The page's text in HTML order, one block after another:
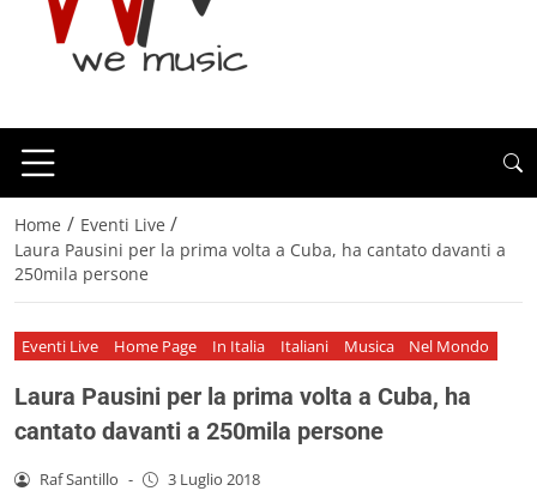
Home / Eventi Live /
Laura Pausini per la prima volta a Cuba, ha cantato davanti a
250mila persone
Eventi Live Home Page In Italia Italiani Musica Nel Mondo
Laura Pausini per la prima volta a Cuba, ha
cantato davanti a 250mila persone
Raf Santillo - 3 Luglio 2018